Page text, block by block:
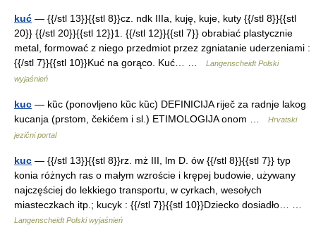
kuć — {{/stl 13}}{{stl 8}}cz. ndk IIIa, kuję, kuje, kuty {{/stl 8}}{{stl
20}} {{/stl 20}}{{stl 12}}1. {{/stl 12}}{{stl 7}} obrabiać plastycznie
metal, formować z niego przedmiot przez zgniatanie uderzeniami :
{{/stl 7}}{{stl 10}}Kuć na gorąco. Kuć… …
Langenscheidt Polski
wyjaśnień
kuc — kȕc (ponovljeno kȕc kȕc) DEFINICIJA riječ za radnje lakog
kucanja (prstom, čekićem i sl.) ETIMOLOGIJA onom …
Hrvatski
jezični portal
kuc — {{/stl 13}}{{stl 8}}rz. mż III, lm D. ów {{/stl 8}}{{stl 7}} typ
konia różnych ras o małym wzroście i krępej budowie, używany
najczęściej do lekkiego transportu, w cyrkach, wesołych
miasteczkach itp.; kucyk : {{/stl 7}}{{stl 10}}Dziecko dosiadło… …
Langenscheidt Polski wyjaśnień